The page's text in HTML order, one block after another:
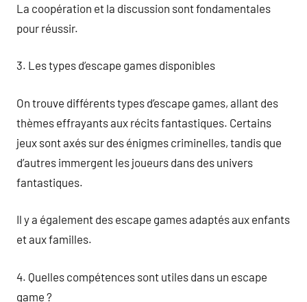
La coopération et la discussion sont fondamentales
pour réussir.
3. Les types d’escape games disponibles
On trouve différents types d’escape games, allant des
thèmes effrayants aux récits fantastiques. Certains
jeux sont axés sur des énigmes criminelles, tandis que
d’autres immergent les joueurs dans des univers
fantastiques.
Il y a également des escape games adaptés aux enfants
et aux familles.
4. Quelles compétences sont utiles dans un escape
game ?